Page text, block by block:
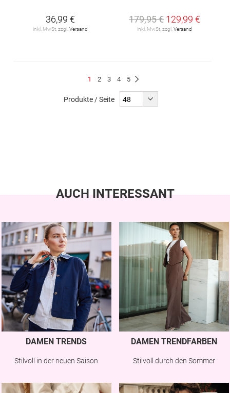
36,99 €
inkl. MwSt. zzgl. Versand
179,95 € 129,99 €
inkl. MwSt. zzgl. Versand
Du
1 Seite
2 Seite
3 Seite
4 Seite
5
Produkte / Seite
AUCH INTERESSANT
DAMEN TRENDS
Stilvoll in der neuen Saison
DAMEN TRENDFARBEN
Stilvoll durch den Sommer